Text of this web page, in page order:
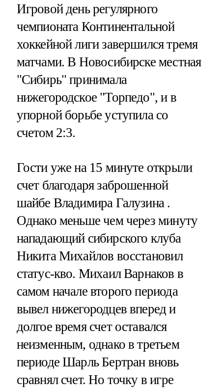
Игровой день регулярного
чемпионата Континентальной
хоккейной лиги завершился тремя
матчами. В Новосибирске местная
"Сибирь" принимала
нижегородское "Торпедо", и в
упорной борьбе уступила со
счетом 2:3.
Гости уже на 15 минуте открыли
счет благодаря заброшенной
шайбе Владимира Галузина .
Однако меньше чем через минуту
нападающий сибирского клуба
Никита Михайлов восстановил
статус-кво. Михаил Варнаков в
самом начале второго периода
вывел нижегородцев вперед и
долгое время счет оставался
неизменным, однако в третьем
периоде Шарль Бертран вновь
сравнял счет. Но точку в игре